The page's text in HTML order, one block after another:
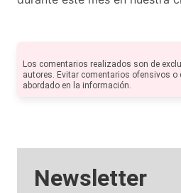
Los comentarios realizados son de
autores. Evitar comentarios ofensivos o
abordado en la información.
Newsletter